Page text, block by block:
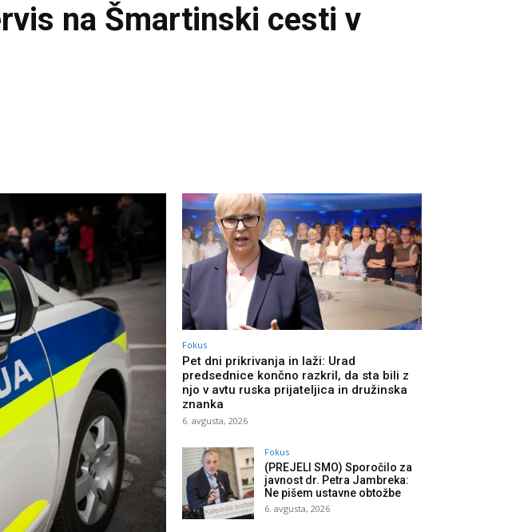
na Šmartinski cesti v
Fokus
Pet dni prikrivanja in laži: Urad
predsednice končno razkril, da sta bili z
njo v avtu ruska prijateljica in družinska
znanka
6. avgusta, 2026
Fokus
(PREJELI SMO) Sporočilo za
javnost dr. Petra Jambreka:
Ne pišem ustavne obtožbe
6. avgusta, 2026